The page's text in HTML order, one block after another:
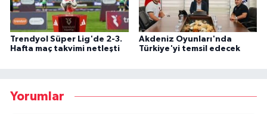
Trendyol Süper Lig'de 2-3.
Hafta maç takvimi netleşti
Akdeniz Oyunları'nda
Türkiye'yi temsil edecek
Yorumlar